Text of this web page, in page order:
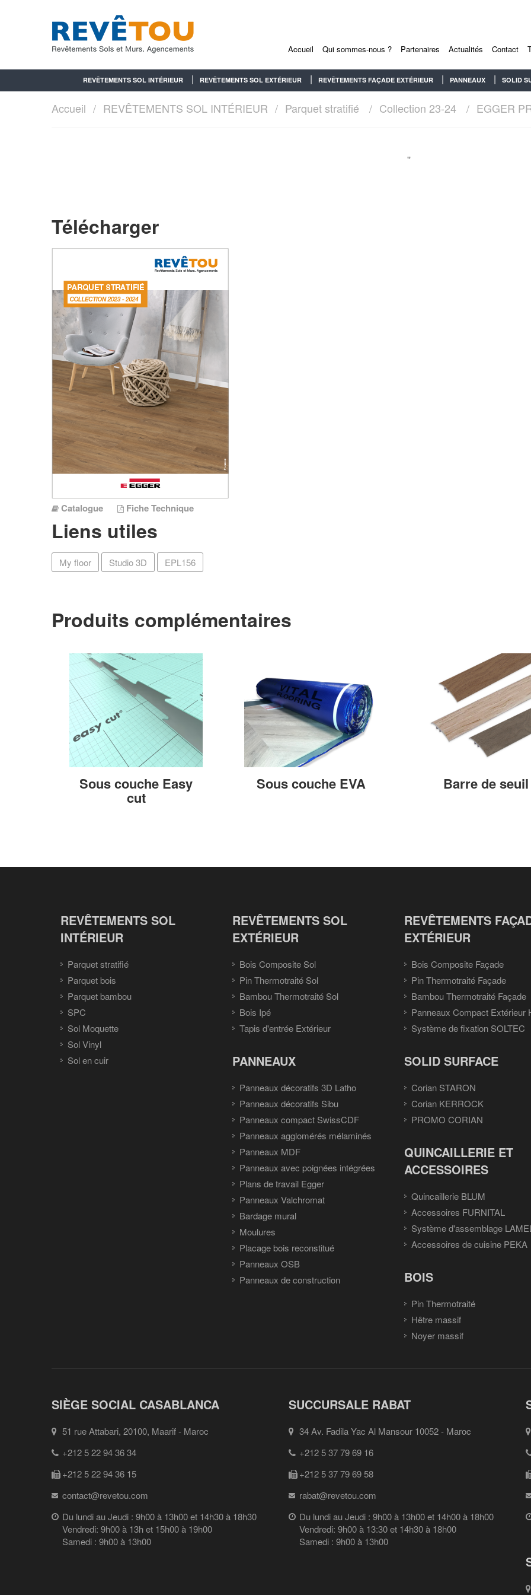
Accueil Qui sommes-nous ? Partenaires Actualités Contact
REVÊTEMENTS SOL INTÉRIEUR REVÊTEMENTS SOL EXTÉRIEUR REVÊTEMENTS FAÇADE EXTÉRIEUR PANNEAUX SOLID
Accueil REVÊTEMENTS SOL INTÉRIEUR Parquet stratifié Collection 23-24 EGGER
Télécharger
Catalogue Fiche Technique
Liens utiles
My floor Studio 3D EPL156
''
Produits complémentaires
Sous couche Easy
cut
Sous couche EVA Barre de seuil
REVÊTEMENTS SOL
INTÉRIEUR
Parquet stratifié
Parquet bois
Parquet bambou
SPC
Sol Moquette
Sol Vinyl
Sol en cuir
REVÊTEMENTS SOL
EXTÉRIEUR
Bois Composite Sol
Pin Thermotraité Sol
Bambou Thermotraité Sol
Bois Ipé
Tapis d'entrée Extérieur
REVÊTEMENTS
EXTÉRIEUR
Bois Composite Façade
Pin Thermotraité Façade
Bambou Thermotraité Façade
Panneaux Compact Extérieur
Système de fixation SOLTEC
PANNEAUX
Panneaux décoratifs 3D Latho
Panneaux décoratifs Sibu
Panneaux compact SwissCDF
Panneaux agglomérés mélaminés
Panneaux MDF
Panneaux avec poignées intégrées
Plans de travail Egger
Panneaux Valchromat
Bardage mural
Moulures
Placage bois reconstitué
Panneaux OSB
Panneaux de construction
SOLID SURFACE
Corian STARON
Corian KERROCK
PROMO CORIAN
QUINCAILLERIE ET
ACCESSOIRES
Quincaillerie BLUM
Accessoires FURNITAL
Système d'assemblage
Accessoires de cuisine PEKA
BOIS
Pin Thermotraité
Hêtre massif
Noyer massif
SIÈGE SOCIAL CASABLANCA
51 rue Attabari, 20100, Maarif - Maroc
+212 5 22 94 36 34
+212 5 22 94 36 15
contact@revetou.com
Du lundi au Jeudi : 9h00 à 13h00 et 14h30 à 18h30
Vendredi: 9h00 à 13h et 15h00 à 19h00
Samedi : 9h00 à 13h00
SUCCURSALE RABAT
34 Av. Fadila Yac Al Mansour 10052 - Maroc
+212 5 37 79 69 16
+212 5 37 79 69 58
rabat@revetou.com
Du lundi au Jeudi : 9h00 à 13h00 et 14h00 à 18h00
Vendredi: 9h00 à 13:30 et 14h30 à 18h00
Samedi : 9h00 à 13h00